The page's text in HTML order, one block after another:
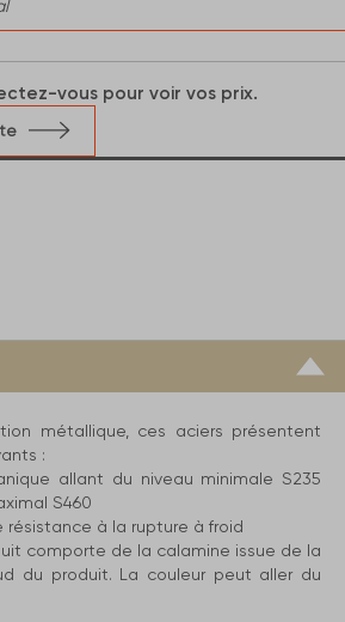
vous pour voir vos prix.
métallique, ces aciers présentent
:
allant du niveau minimale S235
S460
résistance à la rupture à froid
comporte de la calamine issue de la
du produit. La couleur peut aller du